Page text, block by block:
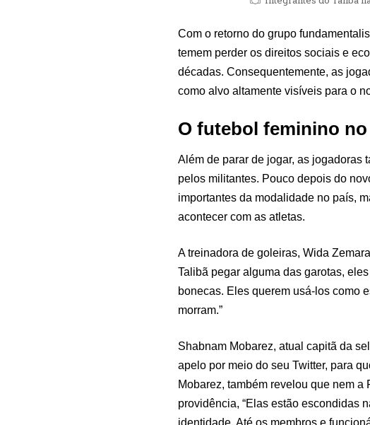
Com o retorno do grupo
temem perder os direitos sociais e
décadas. Consequentemente, as
como alvo altamente visíveis para o
O futebol feminino
Além de parar de jogar, as jogadoras
pelos militantes. Pouco depois do
importantes da modalidade no país,
acontecer com as atletas.
A treinadora de goleiras, Wida
Talibã pegar alguma das garotas,
bonecas. Eles querem usá-los como
morram.”
Shabnam Mobarez, atual capitã da
apelo por meio do seu Twitter, para
Mobarez, também revelou que nem
providência, “Elas estão escondidas